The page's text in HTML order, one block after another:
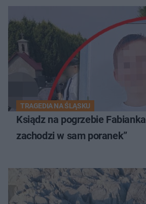
TRAGEDIA NA ŚLĄSKU
Ksiądz na pogrzebie
zachodzi w sam poranek”